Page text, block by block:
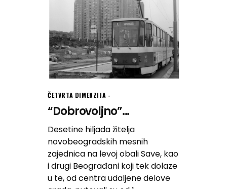
ČETVRTA DIMENZIJA
“Dobrovoljno”...
Desetine hiljada žitelja
novobeogradskih mesnih
zajednica na levoj obali Save, kao
i drugi Beograđani koji tek dolaze
u te, od centra udaljene delove